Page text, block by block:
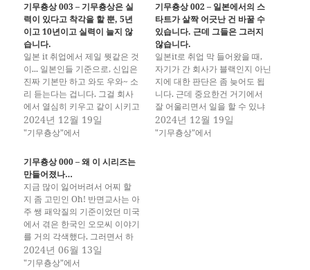
기무춍상 003 – 기무춍상은 실
력이 있다고 착각을 할 뿐, 5년
이고 10년이고 실력이 늘지 않
습니다.
일본 it 취업에서 제일 뭣같은 것
이... 일본인들 기준으로, 신입은
진짜 기본만 하고 와도 우와~ 소
리 듣는다는 겁니다. 그걸 회사
에서 열심히 키우고 같이 시키고
해나가면서 만들어갑니다. (블랙
기업 제외합니다.) 이공계에 처
아는 애들은 다른 코스입니다만
그런 경우가 아니라면 대게 그런
케이스가 많습니다. 근데 한국에
서 국비교육 받아서 일본 오거
나…
2024년 12월 19일
"기무춍상"에서
기무춍상 002 – 일본에서의 스
타트가 살짝 어긋난 건 바꿀 수
있습니다. 근데 그들은 그러지
않습니다.
일본it로 취업 막 들어왔을 때,
자기가 간 회사가 블랙인지 아닌
지에 대한 판단은 좀 늦어도 됩
니다. 근데 중요한건 거기에서
잘 어울리면서 일을 할 수 있냐
아니냐부터 시작해야 합니다. 가
뜩이나 it 하겠다고 하던 분들중
2024년 12월 19일
"기무춍상"에서
기무춍상 000 – 왜 이 시리즈는
만들어졌나…
지금 많이 잃어버려서 어찌 할
지 좀 고민인 Oh! 반면교사는 아
주 쌩 패악질의 기준이었던 미국
에서 겪은 한국인 오모씨 이야기
를 거의 각색했다. 그러면서 하
면 안되는 짓에 대한 반면교사를
쓰고 싶었다. 이전 글들을 잃어
2024년 06월 13일
"기무춍상"에서